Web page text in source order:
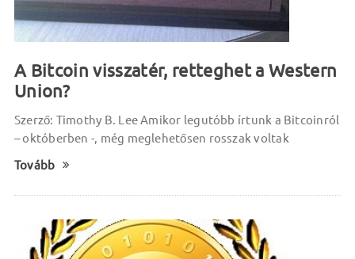
A Bitcoin visszatér, retteghet a Western
Union?
Szerző: Timothy B. Lee Amikor legutóbb írtunk a Bitcoinról
– októberben -, még meglehetősen rosszak voltak
Tovább